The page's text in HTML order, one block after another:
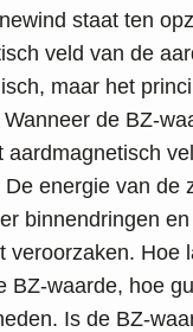
staat ten
veld van de
maar het
de BZ-
aardmagnetisch
energie van de
binnendringen
veroorzaken. Hoe
BZ-waarde, hoe
Is de BZ-